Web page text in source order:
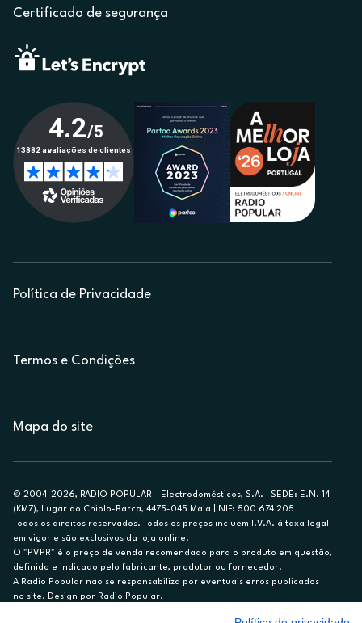
Certificado de segurança
Política de Privacidade
Termos e Condições
Mapa do site
© 2004-2026, RADIO POPULAR - Electrodomésticos, S.A. | SEDE: E.N. 14
(KM7), Lugar do Chiolo-Barca, 4475-045 Maia | NIF: 500 674 205
Todos os direitos reservados. Todos os preços incluem I.V.A. à taxa legal
em vigor e são exclusivos da loja online.
O "PVPR" é o preço de venda recomendado para o produto em questão,
definido e indicado pelo fabricante, produtor ou fornecedor.
A Radio Popular não se responsabiliza por eventuais erros publicados
no site. Design por Radio Popular.